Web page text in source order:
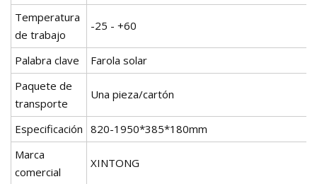
Temperatura
de trabajo
-25 - +60
Palabra clave
Farola solar
Paquete de
transporte
Una pieza/cartón
Especificación 820-1950*385*180mm
Marca
comercial
XINTONG